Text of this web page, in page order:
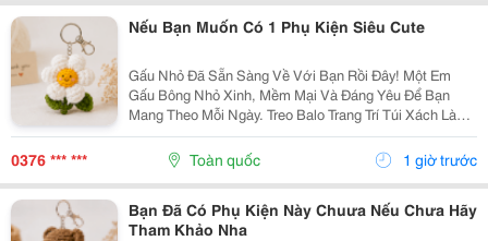
Nếu Bạn Muốn Có 1 Phụ Kiện Siêu Cute
Gấu Nhỏ Đã Sẵn Sàng Về Với Bạn Rồi Đây! Một Em
Gấu Bông Nhỏ Xinh, Mềm Mại Và Đáng Yêu Để Bạn
Mang Theo Mỗi Ngày. Treo Balo Trang Trí Túi Xách Làm
Móc Khóa Tặng Người Bạn Yêu Quý
Gocnhohandmade.com Không Cần Quá Nhiều Phụ
Kiện, Chỉ Một Em Gấu...
0376 *** *** Toàn quốc 1 giờ trước
Bạn Đã Có Phụ Kiện Này Chuưa Nếu Chưa Hãy
Tham Khảo Nha